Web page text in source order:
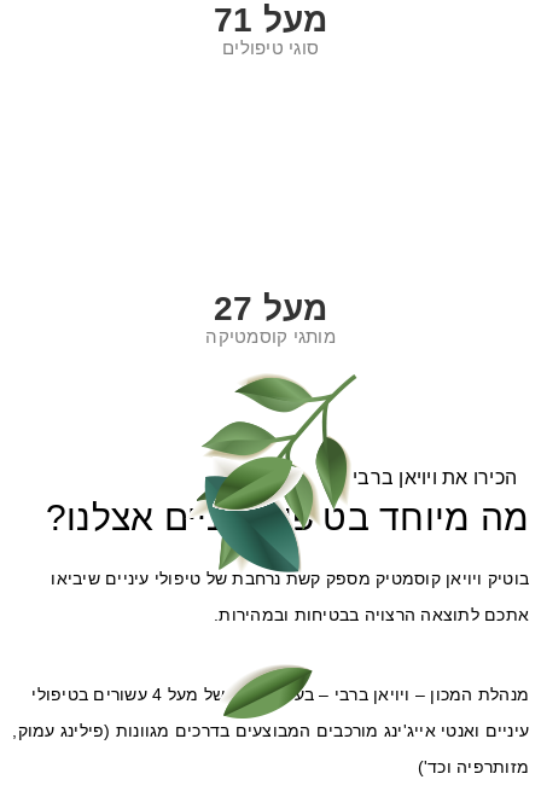
מעל75
סוגי טיפולים
מעל29
מותגי קוסמטיקה
הכירו את ויויאן ברבי
מה מיוחד בטיפול עיניים אצלנו?
בוטיק ויויאן קוסמטיק מספק קשת נרחבת של טיפולי עיניים שיביאו
אתכם לתוצאה הרצויה בבטיחות ובמהירות.
מנהלת המכון – ויויאן ברבי – בעלת ניסיון של מעל 4 עשורים בטיפולי
עיניים ואנטי אייג'ינג מורכבים המבוצעים בדרכים מגוונות (פילינג עמוק,
מזותרפיה וכד')